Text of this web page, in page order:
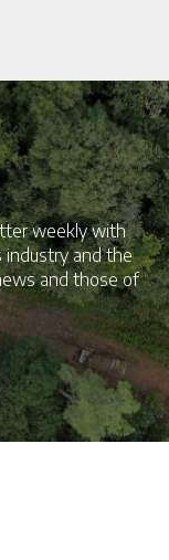
weekly with
and the
and those of